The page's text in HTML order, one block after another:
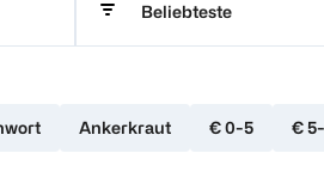
Beliebteste
Ankerkraut € 0-5 €